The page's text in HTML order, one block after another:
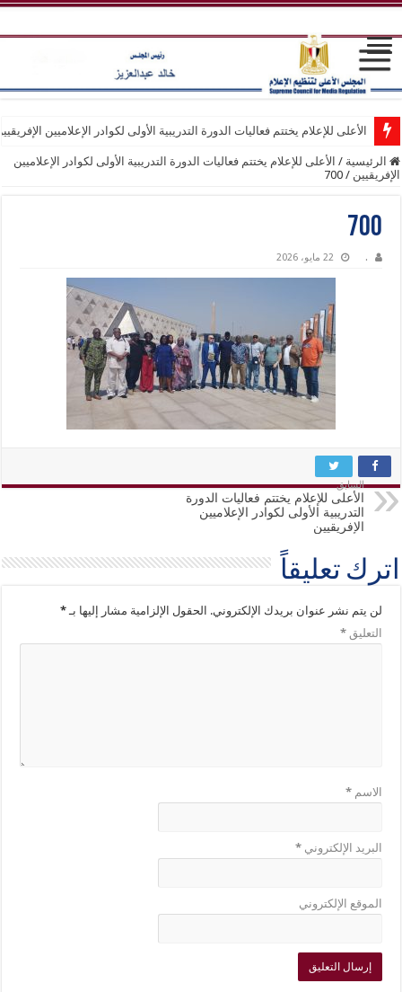
الأعلى للإعلام يختتم فعاليات الدورة التدريبية الأولى لكوادر الإعلاميين
الرئيسية / الأعلى للإعلام يختتم فعاليات الدورة التدريبية الأولى لكوادر الإعلاميين
الإفريقيين /
700
700
. 22 مايو، 2026
السابق
الأعلى للإعلام يختتم فعاليات الدورة
التدريبية الأولى لكوادر الإعلاميين
الإفريقيين
اترك تعليقاً
لن يتم نشر عنوان بريدك الإلكتروني. الحقول الإلزامية مشار إليها بـ*
التعليق*
الاسم*
البريد الإلكتروني*
الموقع الإلكتروني